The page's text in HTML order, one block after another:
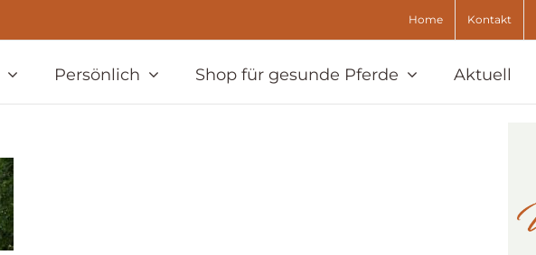
Home Kontakt
Persönlich Shop für gesunde Pferde Aktuell